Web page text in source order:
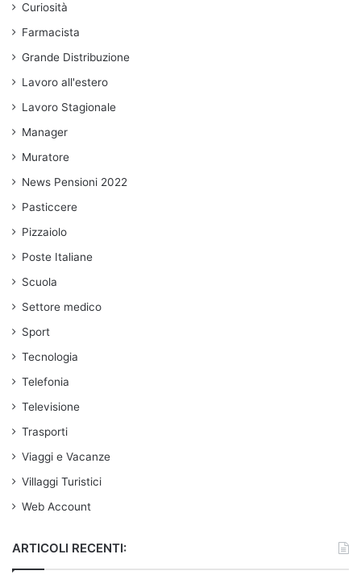
Curiosità
Farmacista
Grande Distribuzione
Lavoro all'estero
Lavoro Stagionale
Manager
Muratore
News Pensioni 2022
Pasticcere
Pizzaiolo
Poste Italiane
Scuola
Settore medico
Sport
Tecnologia
Telefonia
Televisione
Trasporti
Viaggi e Vacanze
Villaggi Turistici
Web Account
ARTICOLI RECENTI: